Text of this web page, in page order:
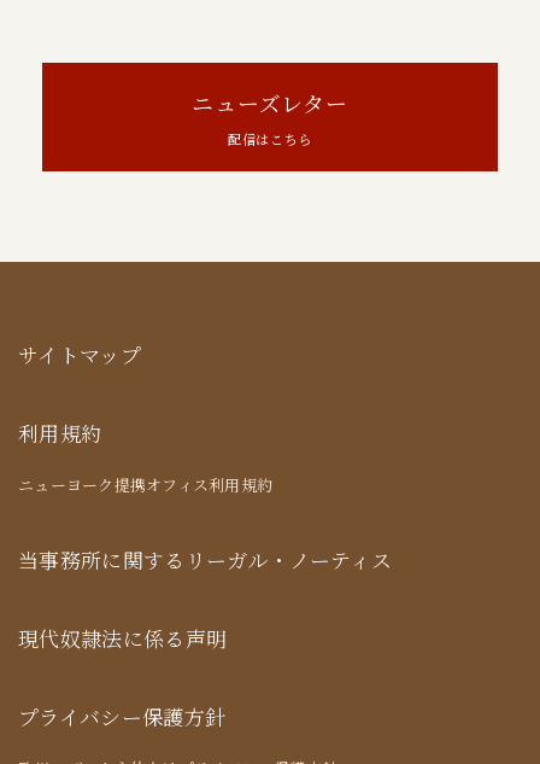
ニューズレター
配信はこちら
サイトマップ
利用規約
ニューヨーク提携オフィス利用規約
当事務所に関するリーガル・ノーティス
現代奴隷法に係る声明
プライバシー保護方針